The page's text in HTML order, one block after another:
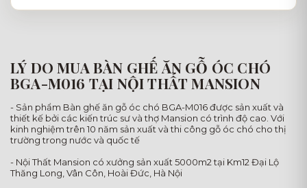
LÝ DO MUA BÀN GHẾ ĂN GỖ ÓC CHÓ
BGA-M016 TẠI NỘI THẤT MANSION
- Sản phẩm Bàn ghế ăn gỗ óc chó BGA-M016 được sản xuất và
thiết kế bởi các kiến trúc sư và thợ Mansion có trình độ cao. Với
kinh nghiệm trên 10 năm sản xuất và thi công gỗ óc chó cho thị
trường trong nước và quốc tế
- Nội Thất Mansion có xưởng sản xuất 5000m2 tại Km12 Đại Lộ
Thăng Long, Vân Côn, Hoài Đức, Hà Nội